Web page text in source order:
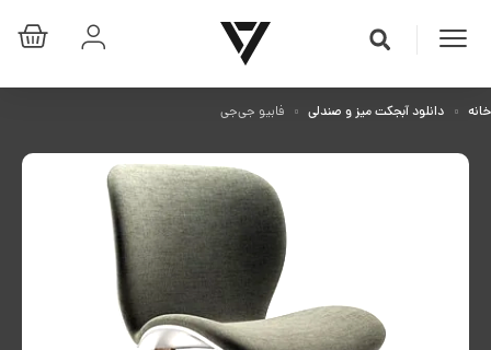
خانه دانلود آبجکت میز و صندلی فابیو جی‌جی